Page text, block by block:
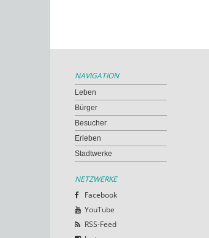
NAVIGATION
Leben
Bürger
Besucher
Erleben
Stadtwerke
NETZWERKE
Facebook
YouTube
RSS-Feed